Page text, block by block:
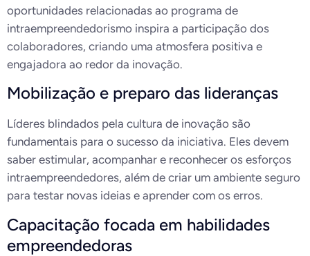
oportunidades relacionadas ao programa de
intraempreendedorismo inspira a participação dos
colaboradores, criando uma atmosfera positiva e
engajadora ao redor da inovação.
Mobilização e preparo das lideranças
Líderes blindados pela cultura de inovação são
fundamentais para o sucesso da iniciativa. Eles devem
saber estimular, acompanhar e reconhecer os esforços
intraempreendedores, além de criar um ambiente seguro
para testar novas ideias e aprender com os erros.
Capacitação focada em habilidades
empreendedoras